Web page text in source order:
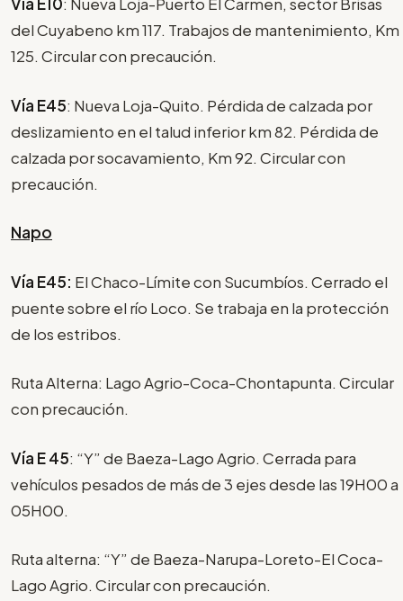
del Cuyabeno km 117. Trabajos de mantenimiento, Km
125. Circular con precaución.
Vía E45: Nueva Loja-Quito. Pérdida de calzada por
deslizamiento en el talud inferior km 82. Pérdida de
calzada por socavamiento, Km 92. Circular con
precaución.
Napo
Vía E45: El Chaco-Límite con Sucumbíos. Cerrado el
puente sobre el río Loco. Se trabaja en la protección
de los estribos.
Ruta Alterna: Lago Agrio-Coca-Chontapunta. Circular
con precaución.
Vía E 45: “Y” de Baeza-Lago Agrio. Cerrada para
vehículos pesados de más de 3 ejes desde las 19H00 a
05H00.
Ruta alterna: “Y” de Baeza-Narupa-Loreto-El Coca-
Lago Agrio. Circular con precaución.